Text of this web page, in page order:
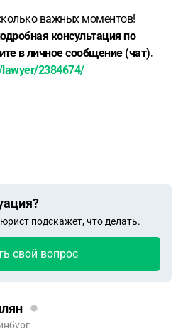
важных моментов!
консультация по
в личное сообщение (чат).
2384674/
подскажет, что делать.
свой вопрос